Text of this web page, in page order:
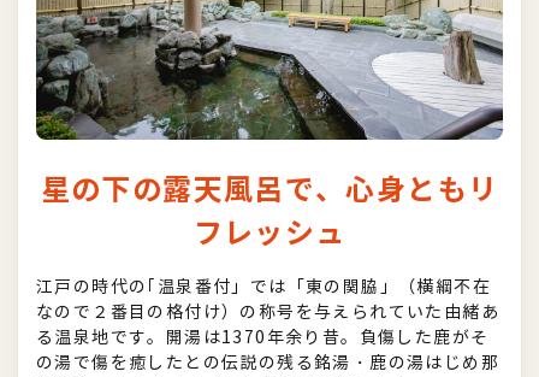
星の下の露天風呂で、心身ともリ
フレッシュ
江戸の時代の｢温泉番付」では「東の関脇」（横綱不在
なので２番目の格付け）の称号を与えられていた由緒あ
る温泉地です。開湯は1370年余り昔。負傷した鹿がそ
の湯で傷を癒したとの伝説の残る銘湯・鹿の湯はじめ那